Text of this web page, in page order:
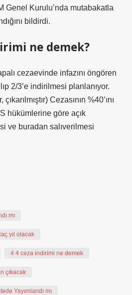
Genel Kurulu’nda mutabakatla
bildirdi.
ne demek?
cezaevinde infazını öngören
2/3’e indirilmesi planlanıyor.
Cezasının %40’ını
hükümlerine göre açık
ve buradan salıverilmesi
mı
yıl olacak
4 4 ceza indirimi ne demek
çıkacak
Yayımlandı mı